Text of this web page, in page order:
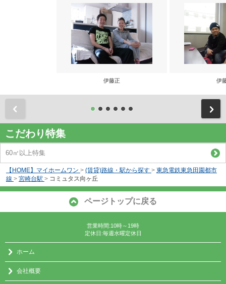
伊藤正 伊
こだわり特集
60㎡以上特集
【HOME】マイホームワン > (賃貸)路線・駅から探す > 東急電鉄東急田園都市
線 > 宮崎台駅 > コミュタス向ヶ丘
ページトップに戻る
営業時間:10時～19時
定休日:毎週水曜定休日
ホーム
会社概要